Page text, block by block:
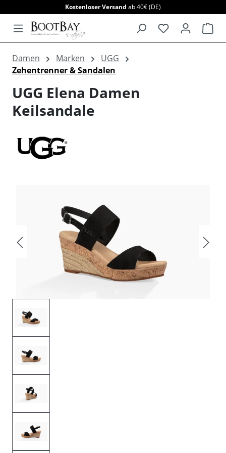
Kostenloser Versand ab 40€ (DE)
Damen Marken
UGG
Zehentrenner & Sandalen
UGG Elena Damen
Keilsandale